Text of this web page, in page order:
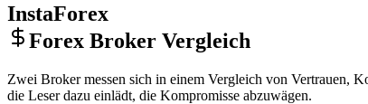
InstaForex
Forex Broker Vergleich
Zwei Broker messen sich in einem Vergleich von Vertrauen,
die Leser dazu einlädt, die Kompromisse abzuwägen.